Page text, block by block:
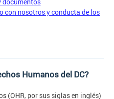
con nosotros y conducta de los
Humanos del DC?
(OHR, por sus siglas en inglés)